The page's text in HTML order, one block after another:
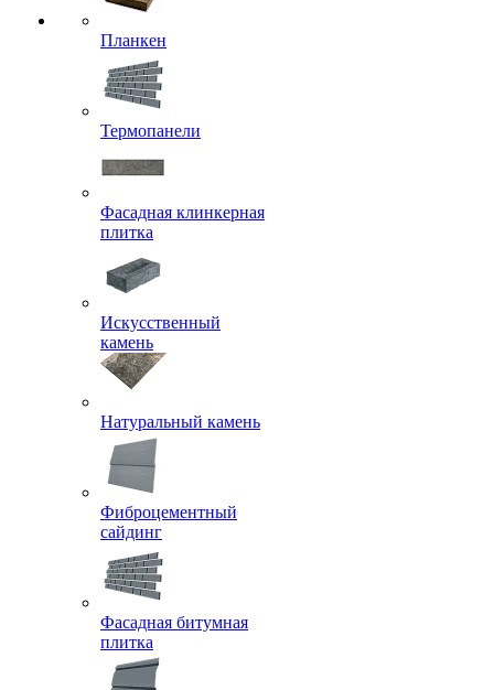
Планкен
Термопанели
Фасадная клинкерная
плитка
Искусственный
камень
Натуральный камень
Фиброцементный
сайдинг
Фасадная битумная
плитка